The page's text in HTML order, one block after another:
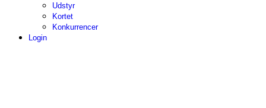
Udstyr
Kortet
Konkurrencer
Login